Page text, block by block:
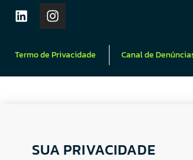
Termo de Privacidade Canal de
SUA PRIVACIDADE